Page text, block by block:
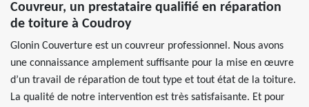
Couvreur, un prestataire qualifié en réparation
de toiture à Coudroy
Glonin Couverture est un couvreur professionnel. Nous avons
une connaissance amplement suffisante pour la mise en œuvre
d’un travail de réparation de tout type et tout état de la toiture.
La qualité de notre intervention est très satisfaisante. Et pour